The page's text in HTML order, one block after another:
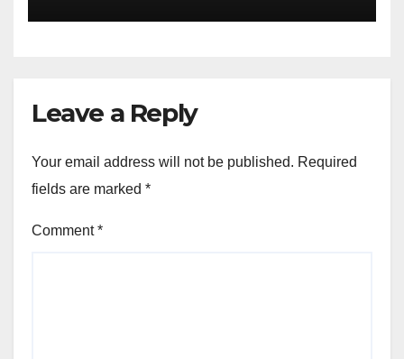
Leave a Reply
Your email address will not be published. Required
fields are marked *
Comment*